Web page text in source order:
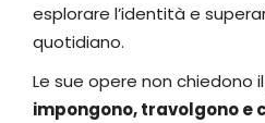
esplorare l’identità e
quotidiano.
Le sue opere non chiedono
impongono, travolgono e